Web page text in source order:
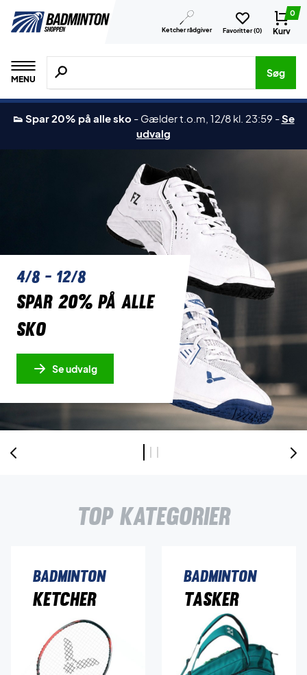
Ketcher rådgiver Favoritter (0)
0
Kurv
MENU
Søg efter produkter, mærker etc.
Søg
👟 Spar 20% på alle sko - Gælder t.o.m, 12/8 kl. 23:59 -Se
udvalg
4/8 - 12/8
Spar 20% på alle
sko
Se udvalg
Top kategorier
Badminton
Ketcher
Badminton
Tasker